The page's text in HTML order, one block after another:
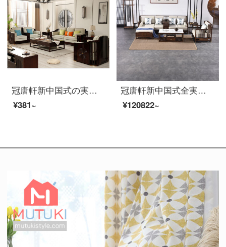
冠唐軒新中国式の実木ソファ禅意別荘ホテルの大型客間家具現代簡単布芸ソファ家装セットをカスタマイズして予約金を注文します。
¥381~
冠唐軒新中国式全実木ソファ現代黒胡桃木別荘禅意家装客間L字角貴妃ソファオーダーメイド三名様
¥120822~